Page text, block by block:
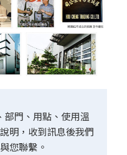
部門、用點、使用溫
明，收到訊息後我們
您聯繫。